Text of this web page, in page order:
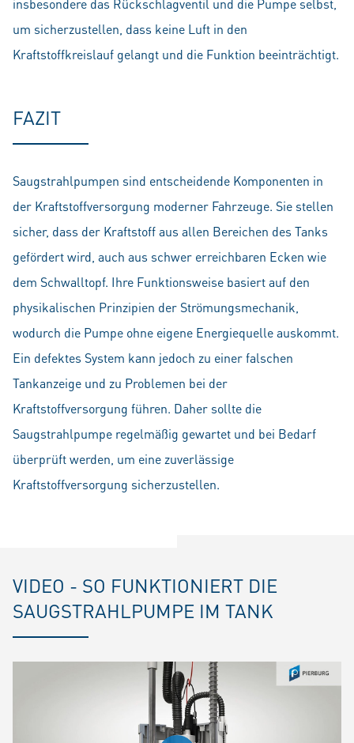
insbesondere das Rückschlagventil und die Pumpe selbst,
um sicherzustellen, dass keine Luft in den
Kraftstoffkreislauf gelangt und die Funktion beeinträchtigt.
FAZIT
Saugstrahlpumpen sind entscheidende Komponenten in
der Kraftstoffversorgung moderner Fahrzeuge. Sie stellen
sicher, dass der Kraftstoff aus allen Bereichen des Tanks
gefördert wird, auch aus schwer erreichbaren Ecken wie
dem Schwalltopf. Ihre Funktionsweise basiert auf den
physikalischen Prinzipien der Strömungsmechanik,
wodurch die Pumpe ohne eigene Energiequelle auskommt.
Ein defektes System kann jedoch zu einer falschen
Tankanzeige und zu Problemen bei der
Kraftstoffversorgung führen. Daher sollte die
Saugstrahlpumpe regelmäßig gewartet und bei Bedarf
überprüft werden, um eine zuverlässige
Kraftstoffversorgung sicherzustellen.
VIDEO - SO FUNKTIONIERT DIE
SAUGSTRAHLPUMPE IM TANK